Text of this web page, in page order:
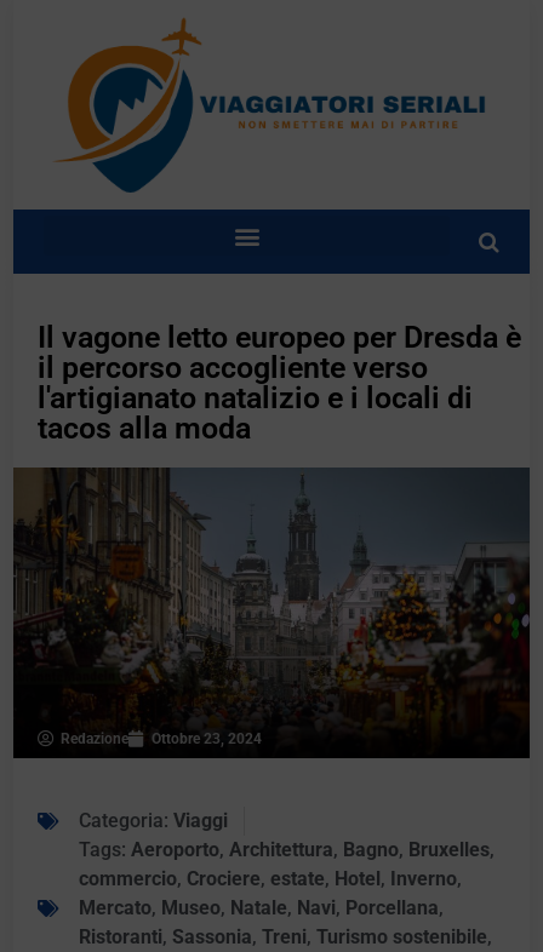
Il vagone letto europeo per Dresda è
il percorso accogliente verso
l'artigianato natalizio e i locali di
tacos alla moda
Redazione Ottobre 23, 2024
Categoria: Viaggi
Tags: Aeroporto, Architettura, Bagno, Bruxelles,
commercio, Crociere, estate, Hotel, Inverno,
Mercato, Museo, Natale, Navi, Porcellana,
Ristoranti, Sassonia,Treni,Turismo sostenibile,